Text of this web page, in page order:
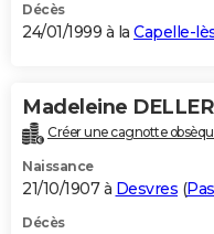
Décès
24/01/1999 à la Capelle-
Madeleine
Créer une cagnotte
Naissance
21/10/1907 à Desvres (
Décès